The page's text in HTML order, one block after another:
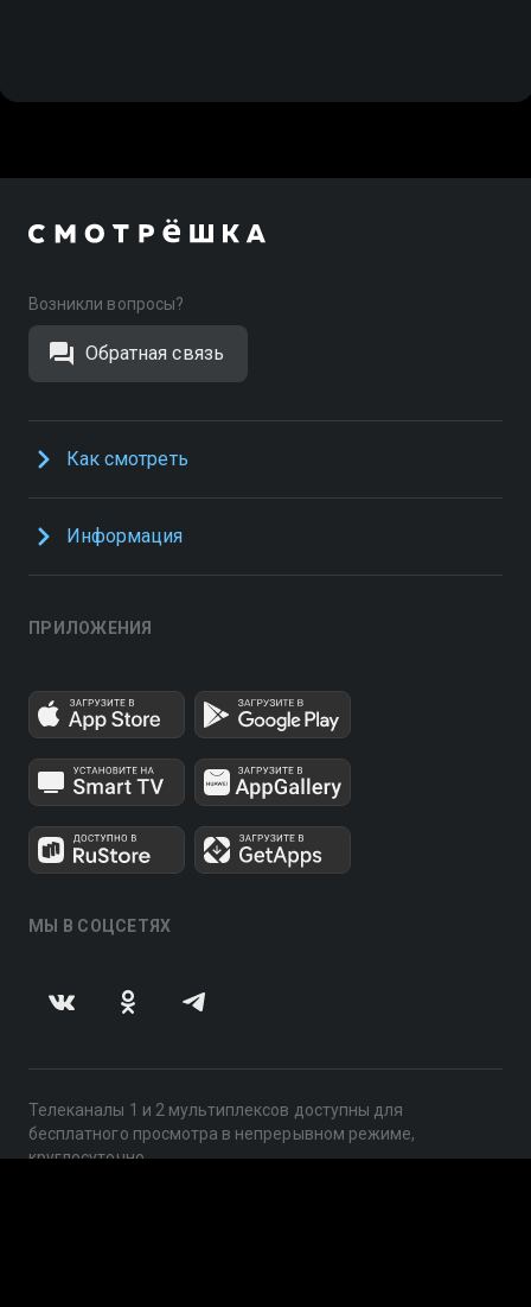
Возникли вопросы?
Обратная связь
Как смотреть
Информация
ПРИЛОЖЕНИЯ
МЫ В СОЦСЕТЯХ
Телеканалы 1 и 2 мультиплексов доступны для
бесплатного просмотра в непрерывном режиме,
круглосуточно.